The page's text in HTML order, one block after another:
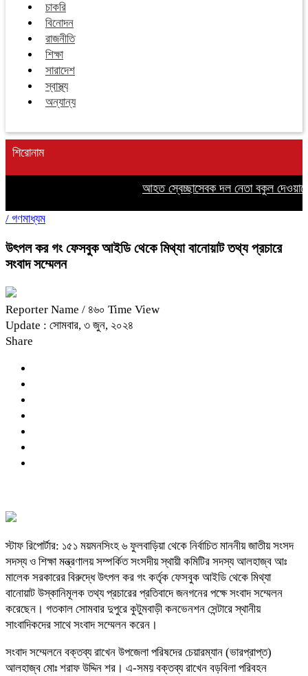
চাকরি
বিনোদন
রাজনীতি
শিক্ষা
সারাদেশ
স্বাস্থ্য
অন্যান্য
শিরোনাম
আহত স্বেচ্ছাসেবক দল নেতা বকুল
/ গণমাধ্যম
উৎপল কর গং ফেসবুক আইডি থেকে মিথ্যা বানোয়াট তথ্য প্রচারে
সংবাদ সম্মেলন
Reporter Name / ৪৬০ Time View
Update : সোমবার, ৩ জুন, ২০২৪
Share
স্টাফ রিপোর্টার: ১৫১ ময়মনসিংহ ৬ ফুলবাড়িয়া থেকে নির্বাচিত মাননীয় জাতীয় সংসদ
সদস্য ও শিক্ষা মন্ত্রণালয় সম্পর্কিত সংসদীয় স্থায়ী কমিটির সদস্য আলহাজ্ব আঃ
মালেক সরকারের বিরুদ্ধে উৎপল কর গং কর্তৃক ফেসবুক আইডি থেকে মিথ্যা
বানোয়াট উস্কানিমূলক তথ্য প্রচারের প্রতিবাদে জনগনের পক্ষে সংবাদ সম্মেলন
করেছেন। গতকাল সোমবার দুপুরে কুটুমবাড়ী কনভেনশন সেন্টারে স্থানীয়
সাংবাদিকদের সাথে সংবাদ সম্মেলন করেন।
সংবাদ সম্মেলনে বক্তব্য রাখেন উপজেলা পরিষদের চেয়ারম্যান (ভারপ্রাপ্ত)
আলহাজ্ব মোঃ শরাফ উদ্দিন শর। এ-সময় বক্তব্য রাখেন বড়বিলা পরিবহন